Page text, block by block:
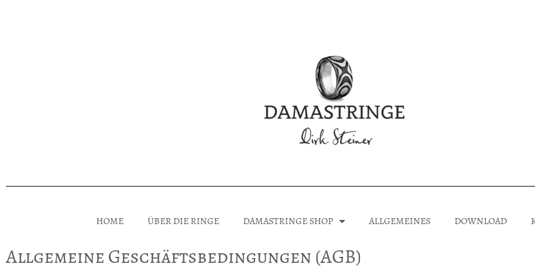
HOME ÜBER DIE RINGE DAMASTRINGE SHOP ALLGEMEINES DOWNLOAD
Allgemeine Geschäftsbedingungen (AGB)